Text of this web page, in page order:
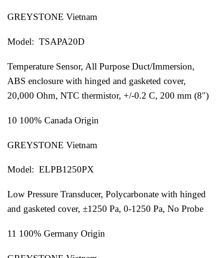
GREYSTONE Vietnam
Model: TSAPA20D
Temperature Sensor, All Purpose Duct/Immersion,
ABS enclosure with hinged and gasketed cover,
20,000 Ohm, NTC thermistor, +/-0.2 C, 200 mm (8″)
10 100% Canada Origin
GREYSTONE Vietnam
Model: ELPB1250PX
Low Pressure Transducer, Polycarbonate with hinged
and gasketed cover, ±1250 Pa, 0-1250 Pa, No Probe
11 100% Germany Origin